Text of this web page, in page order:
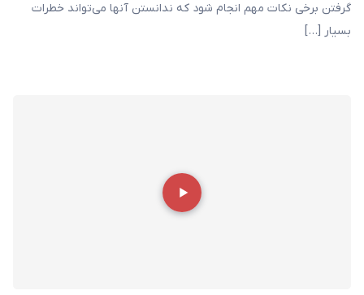
گرفتن برخی نکات مهم انجام شود که ندانستن آنها می‌تواند خطرات
بسیار […]